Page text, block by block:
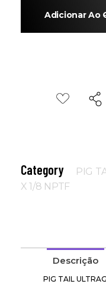
Adicionar Ao
Category
PIG
X 1/8 NPTF
Descrição
PIG TAIL